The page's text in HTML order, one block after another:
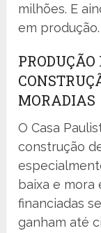
milhões. E
em produção.
MORADIAS
O Casa
construção
baixa e mora
financiadas
ganham até